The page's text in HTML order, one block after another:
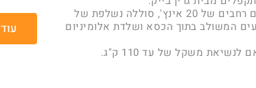
דגם ה TORO כולל צמיגים רחבים של 20 אינץ', סוללה נשלפת של
זעזועים המשולב בתוך הכסא ושלדת אלומיניום
משקל של עד 110 ק"ג.
עוד